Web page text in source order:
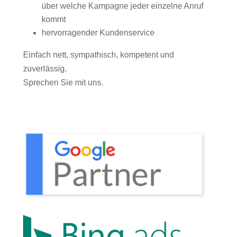
über welche Kampagne jeder einzelne Anruf
kommt
hervorragender Kundenservice
Einfach nett, sympathisch, kompetent und
zuverlässig.
Sprechen Sie mit uns.